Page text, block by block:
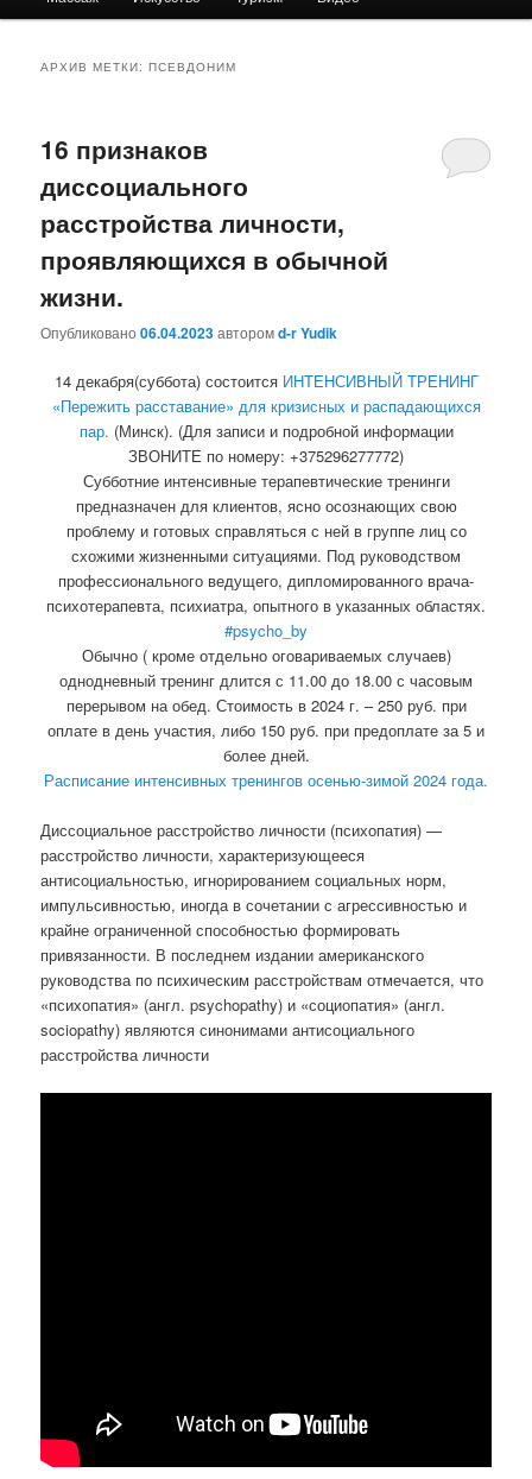
АРХИВ МЕТКИ:ПСЕВДОНИМ
16 признаков
диссоциального
расстройства личности,
проявляющихся в обычной
жизни.
Опубликовано06.04.2023авторомd-r Yudik
14 декабря(суббота) состоится ИНТЕНСИВНЫЙ ТРЕНИНГ
«Пережить расставание» для кризисных и распадающихся
пар. (Минск). (Для записи и подробной информации
ЗВОНИТЕ по номеру: +375296277772)
Субботние интенсивные терапевтические тренинги
предназначен для клиентов, ясно осознающих свою
проблему и готовых справляться с ней в группе лиц со
схожими жизненными ситуациями. Под руководством
профессионального ведущего, дипломированного врача-
психотерапевта, психиатра, опытного в указанных областях.
#psycho_by
Обычно ( кроме отдельно оговариваемых случаев)
однодневный тренинг длится с 11.00 до 18.00 с часовым
перерывом на обед. Стоимость в 2024 г. – 250 руб. при
оплате в день участия, либо 150 руб. при предоплате за 5 и
более дней.
Расписание интенсивных тренингов осенью-зимой 2024 года.
Диссоциальное расстройство личности (психопатия) —
расстройство личности, характеризующееся
антисоциальностью, игнорированием социальных норм,
импульсивностью, иногда в сочетании с агрессивностью и
крайне ограниченной способностью формировать
привязанности. В последнем издании американского
руководства по психическим расстройствам отмечается, что
«психопатия» (англ. psychopathy) и «социопатия» (англ.
sociopathy) являются синонимами антисоциального
расстройства личности